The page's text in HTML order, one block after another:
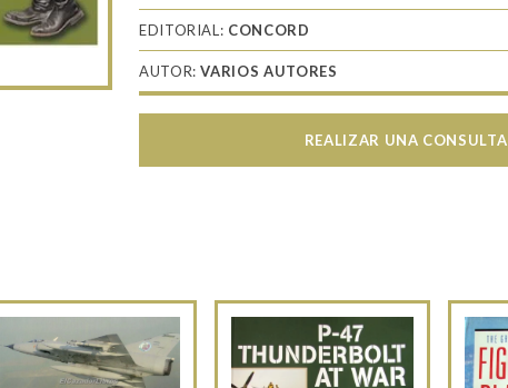
and
the
Crimea
campaign
EDITORIAL: CONCORD
AUTOR:VARIOS AUTORES
REALIZAR UNA CONSULTA